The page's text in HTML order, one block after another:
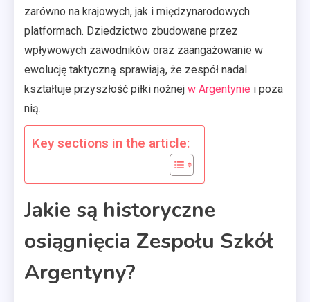
zarówno na krajowych, jak i międzynarodowych
platformach. Dziedzictwo zbudowane przez
wpływowych zawodników oraz zaangażowanie w
ewolucję taktyczną sprawiają, że zespół nadal
kształtuje przyszłość piłki nożnej w Argentynie i poza
nią.
Key sections in the article:
Jakie są historyczne
osiągnięcia Zespołu Szkół
Argentyny?